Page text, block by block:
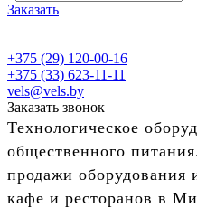
Заказать
+375 (29) 120-00-16
+375 (33) 623-11-11
vels@vels.by
Заказать звонок
Технологическое
общественного
продажи оборудования
кафе и ресторанов в